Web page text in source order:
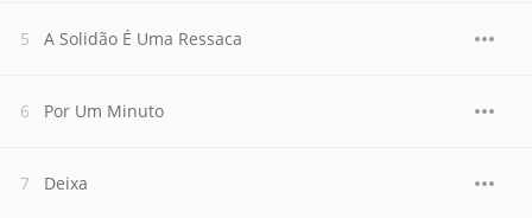
A Solidão É Uma Ressaca
Por Um Minuto
Deixa